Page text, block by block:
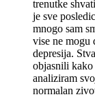
trenutke
je sve
mnogo sam
vise ne mogu
depresija.
objasnili kako
analiziram
normalan